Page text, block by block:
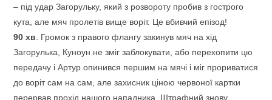
– під удар Загорульку, який з розвороту пробив з гострого
кута, але мяч пролетів вище воріт. Це вбивчий епізод!
90 хв . Громок з правого флангу закинув мяч на хід
Загорулька, Куноун не зміг заблокувати, або перехопити цю
передачу і Артур опинився першим на мячі і міг прориватися
до воріт сам на сам, але захисник ціною червоної картки
перервав прохід нашого нападника. Штрафний знову